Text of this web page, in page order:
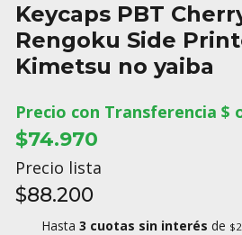
Keycaps PBT
Rengoku Side
Kimetsu no yaiba
Precio con Transferencia $
$74.970
Precio lista
$88.200
Hasta 3 cuotas sin interés de